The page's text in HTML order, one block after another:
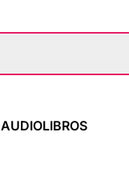
AUDIOLIBROS